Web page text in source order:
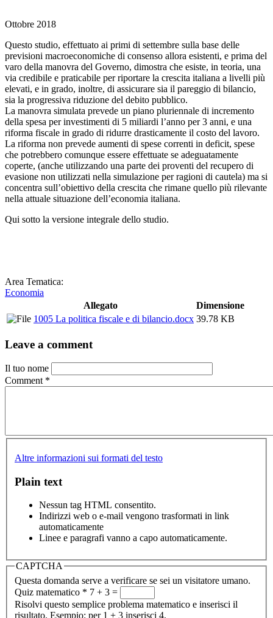
Ottobre 2018
Questo studio, effettuato ai primi di settembre sulla base delle
previsioni macroeconomiche di consenso allora esistenti, e prima del
varo della manovra del Governo, dimostra che esiste, in teoria, una
via credibile e praticabile per riportare la crescita italiana a livelli più
elevati, e in grado, inoltre, di assicurare sia il pareggio di bilancio,
sia la progressiva riduzione del debito pubblico.
La manovra simulata prevede un piano pluriennale di incremento
della spesa per investimenti di 5 miliardi l’anno per 3 anni, e una
riforma fiscale in grado di ridurre drasticamente il costo del lavoro.
La riforma non prevede aumenti di spese correnti in deficit, spese
che potrebbero comunque essere effettuate se adeguatamente
coperte, (anche utilizzando una parte dei proventi del recupero di
evasione non utilizzati nella simulazione per ragioni di cautela) ma si
concentra sull’obiettivo della crescita che rimane quello più rilevante
nella attuale situazione dell’economia italiana.
Qui sotto la versione integrale dello studio.
Area Tematica:
Economia
Allegato
Dimensione
1005 La politica fiscale e di bilancio.docx 39.78 KB
Leave a comment
Il tuo nome
Comment *
Altre informazioni sui formati del testo
Plain text
Nessun tag HTML consentito.
Indirizzi web o e-mail vengono trasformati in link
automaticamente
Linee e paragrafi vanno a capo automaticamente.
CAPTCHA
Questa domanda serve a verificare se sei un visitatore umano.
Quiz matematico * 7 + 3 =
Risolvi questo semplice problema matematico e inserisci il
risultato. Esempio: per 1 + 3 inserisci 4.